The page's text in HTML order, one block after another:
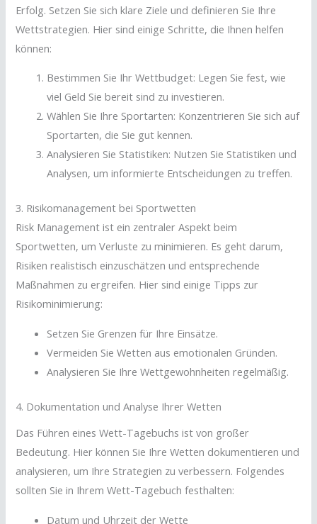
Erfolg. Setzen Sie sich klare Ziele und definieren Sie Ihre
Wettstrategien. Hier sind einige Schritte, die Ihnen helfen
können:
Bestimmen Sie Ihr Wettbudget: Legen Sie fest, wie
viel Geld Sie bereit sind zu investieren.
Wählen Sie Ihre Sportarten: Konzentrieren Sie sich auf
Sportarten, die Sie gut kennen.
Analysieren Sie Statistiken: Nutzen Sie Statistiken und
Analysen, um informierte Entscheidungen zu treffen.
3. Risikomanagement bei Sportwetten
Risk Management ist ein zentraler Aspekt beim
Sportwetten, um Verluste zu minimieren. Es geht darum,
Risiken realistisch einzuschätzen und entsprechende
Maßnahmen zu ergreifen. Hier sind einige Tipps zur
Risikominimierung:
Setzen Sie Grenzen für Ihre Einsätze.
Vermeiden Sie Wetten aus emotionalen Gründen.
Analysieren Sie Ihre Wettgewohnheiten regelmäßig.
4. Dokumentation und Analyse Ihrer Wetten
Das Führen eines Wett-Tagebuchs ist von großer
Bedeutung. Hier können Sie Ihre Wetten dokumentieren und
analysieren, um Ihre Strategien zu verbessern. Folgendes
sollten Sie in Ihrem Wett-Tagebuch festhalten:
Datum und Uhrzeit der Wette